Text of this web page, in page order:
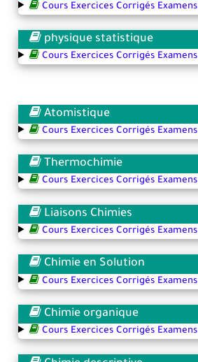
Cours Exercices Corrigés Examens
physique statistique
Cours Exercices Corrigés Examens
Atomistique
Cours Exercices Corrigés Examens
Thermochimie
Cours Exercices Corrigés Examens
Liaisons Chimies
Cours Exercices Corrigés Examens
Chimie en Solution
Cours Exercices Corrigés Examens
Chimie organique
Cours Exercices Corrigés Examens